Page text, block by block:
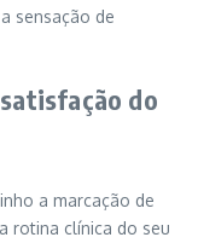
sensação de
do
a marcação de
rotina clínica do seu